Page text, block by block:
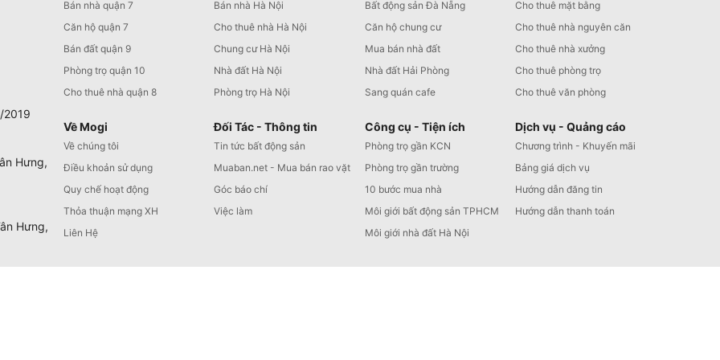
Bán nhà quận 7
Căn hộ quận 7
Bán đất quận 9
Phòng trọ quận 10
Cho thuê nhà quận 8
Bán nhà Hà Nội
Cho thuê nhà Hà Nội
Chung cư Hà Nội
Nhà đất Hà Nội
Phòng trọ Hà Nội
Bất động sản Đà Nẵng
Căn hộ chung cư
Mua bán nhà đất
Nhà đất Hải Phòng
Sang quán cafe
Cho thuê mặt bằng
Cho thuê nhà nguyên căn
Cho thuê nhà xưởng
Cho thuê phòng trọ
Cho thuê văn phòng
Về Mogi
Về chúng tôi
Điều khoản sử dụng
Quy chế hoạt động
Thỏa thuận mạng XH
Liên Hệ
Đối Tác - Thông tin
Tin tức bất động sản
Muaban.net - Mua bán rao vặt
Góc báo chí
Việc làm
Công cụ - Tiện ích
Phòng trọ gần KCN
Phòng trọ gần trường
10 bước mua nhà
Môi giới bất động sản TPHCM
Môi giới nhà đất Hà Nội
Dịch vụ - Quảng cáo
Chương trình - Khuyến mãi
Bảng giá dịch vụ
Hướng dẫn đăng tin
Hướng dẫn thanh toán
2019
Hưng,
Hưng,